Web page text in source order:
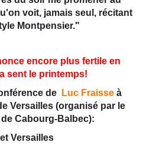
voit, jamais seul, récitant
Montpensier."
encore plus fertile en
sent le printemps!
de
Luc Fraisseà
Versailles (organisé par le
Cabourg-Balbec):
Versailles